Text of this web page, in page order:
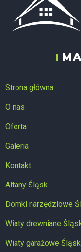
Strona główna
O nas
Oferta
Galeria
Kontakt
Altany Śląsk
Domki narzędziowe
Wiaty drewniane
Wiaty garażowe Śląsk